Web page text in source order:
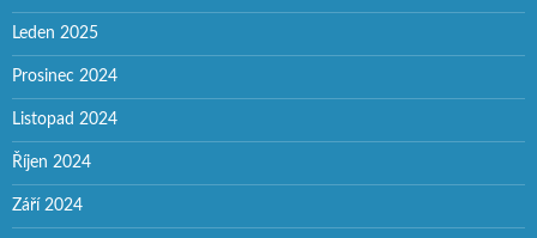
Leden 2025
Prosinec 2024
Listopad 2024
Říjen 2024
Září 2024